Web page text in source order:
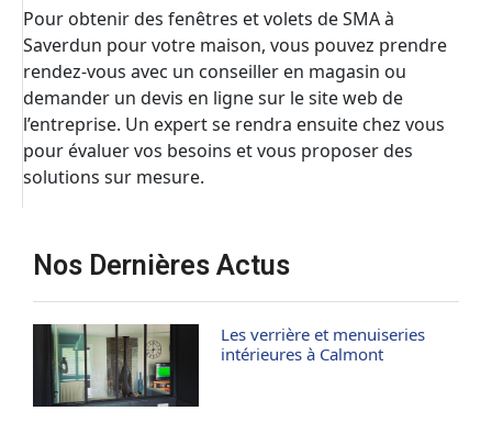
Nos Dernières Actus
Les verrière et menuiseries
intérieures à Calmont
Pour obtenir des fenêtres et volets de SMA à
Saverdun pour votre maison, vous pouvez prendre
rendez-vous avec un conseiller en magasin ou
demander un devis en ligne sur le site web de
l’entreprise. Un expert se rendra ensuite chez vous
pour évaluer vos besoins et vous proposer des
solutions sur mesure.